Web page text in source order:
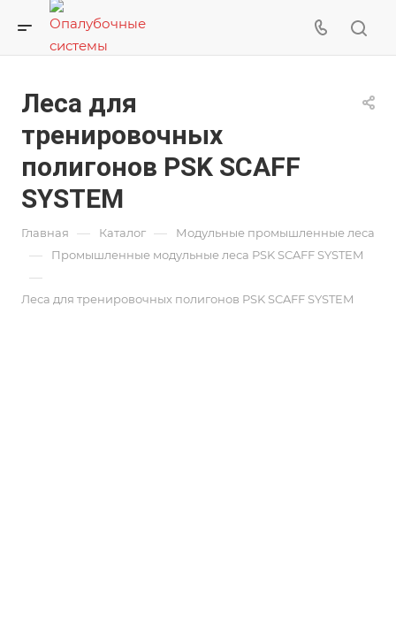
Леса для
тренировочных
полигонов PSK SCAFF
SYSTEM
Главная — Каталог — Модульные промышленные леса
— Промышленные модульные леса PSK SCAFF SYSTEM
—
Леса для тренировочных полигонов PSK SCAFF SYSTEM